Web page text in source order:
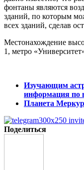
фонтаны являются
зданий, по которым
всех зданий, сделав
Местонахождение
1, метро
Изучающим
информация по
Планета
Поделиться